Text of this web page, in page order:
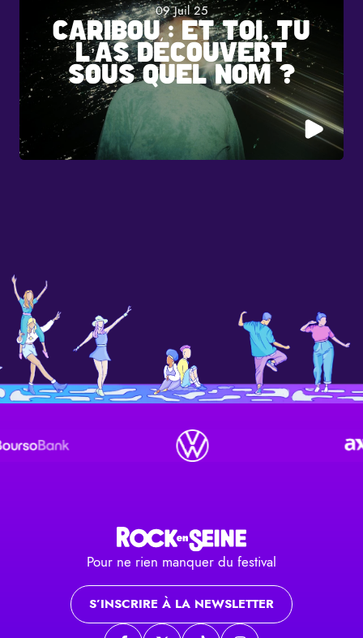
09 Juil 25
CARIBOU : ET TOI, TU
L’AS DÉCOUVERT
SOUS QUEL NOM ?
Pour ne rien manquer du festival
S’INSCRIRE À LA NEWSLETTER